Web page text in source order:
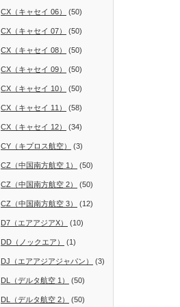
CX（キャセイ 06） (50)
CX（キャセイ 07） (50)
CX（キャセイ 08） (50)
CX（キャセイ 09） (50)
CX（キャセイ 10） (50)
CX（キャセイ 11） (58)
CX（キャセイ 12） (34)
CY（キプロス航空） (3)
CZ（中国南方航空 1） (50)
CZ（中国南方航空 2） (50)
CZ（中国南方航空 3） (12)
D7（エアアジアX） (10)
DD（ノックエア） (1)
DJ（エアアジアジャパン） (3)
DL（デルタ航空 1） (50)
DL（デルタ航空 2） (50)